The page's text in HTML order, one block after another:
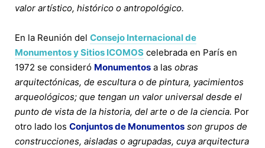
valor artístico, histórico o antropológico.
En la Reunión del Consejo Internacional de
Monumentos y Sitios ICOMOS celebrada en París en
1972 se consideró Monumentos a las obras
arquitectónicas, de escultura o de pintura, yacimientos
arqueológicos; que tengan un valor universal desde el
punto de vista de la historia, del arte o de la ciencia. Por
otro lado los Conjuntos de Monumentos son grupos de
construcciones, aisladas o agrupadas, cuya arquitectura